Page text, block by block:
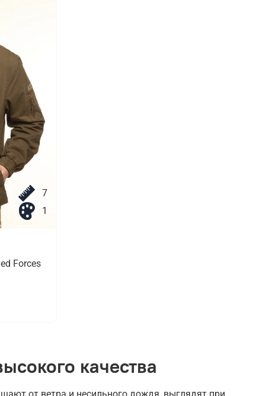
7
1
Forces
качества
от ветра и несильного дождя, выглядят при